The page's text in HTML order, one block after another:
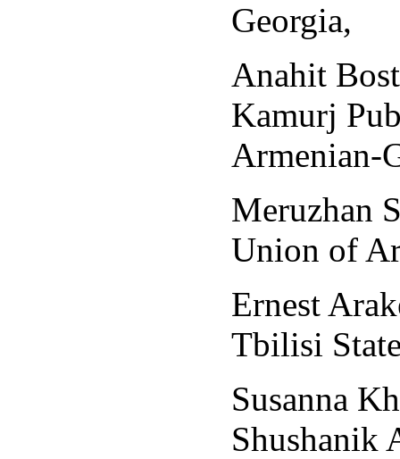
Georgia,
Anahit
Kamurj
Armenian-
Meruzhan
Union of
Ernest
Tbilisi
Susanna
Shushanik